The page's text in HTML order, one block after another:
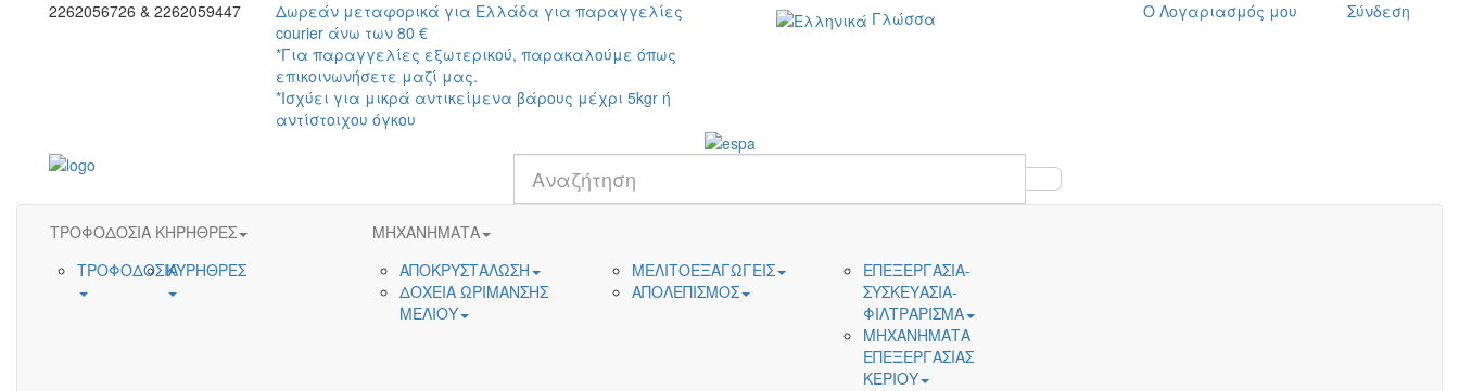
2262056726 & 2262059447
Δωρεάν μεταφορικά για Ελλάδα για παραγγελίες
courier άνω των 80 €
*Για παραγγελίες εξωτερικού, παρακαλούμε όπως
επικοινωνήσετε μαζί μας.
*Ισχύει για μικρά αντικείμενα βάρους μέχρι 5kgr ή
αντίστοιχου όγκου
Γλώσσα Ο Λογαριασμός μου Σύνδεση
search
ΤΡΟΦΟΔΟΣΙΑ ΚΗΡΗΘΡΕΣ
ΤΡΟΦΟΔΟΣΙΑΚΥΡΗΘΡΕΣ
ΜΗΧΑΝΗΜΑΤΑ
ΑΠΟΚΡΥΣΤΑΛΩΣΗ
ΔΟΧΕΙΑ ΩΡΙΜΑΝΣΗΣ
ΜΕΛΙΟΥ
ΜΕΛΙΤΟΕΞΑΓΩΓΕΙΣ
ΑΠΟΛΕΠΙΣΜΟΣ
ΕΠΕΞΕΡΓΑΣΙΑ-
ΣΥΣΚΕΥΑΣΙΑ-
ΦΙΛΤΡΑΡΙΣΜΑ
ΜΗΧΑΝΗΜΑΤΑ
ΕΠΕΞΕΡΓΑΣΙΑΣ
ΚΕΡΙΟΥ